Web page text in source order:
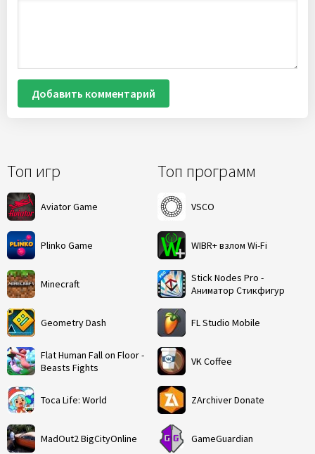
Топ игр
Aviator Game
Plinko Game
Minecraft
Geometry Dash
Flat Human Fall on Floor -
Beasts Fights
Toca Life: World
MadOut2 BigCityOnline
Топ программ
VSCO
WIBR+ взлом Wi-Fi
Stick Nodes Pro -
Аниматор Стикфигур
FL Studio Mobile
VK Coffee
ZArchiver Donate
GameGuardian
Добавить комментарий